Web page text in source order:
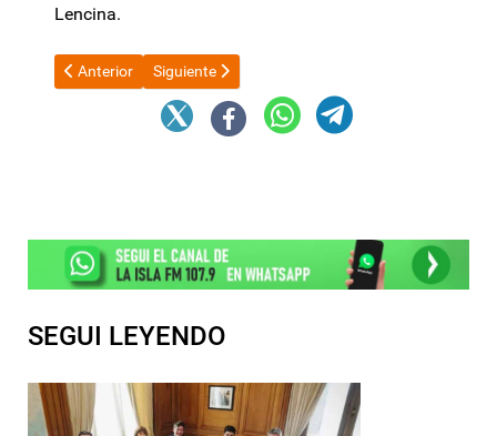
Lencina.
Artículo anterior: Dato duro: las jubilaciones en Argentina ya
Anterior Artículo siguiente: La Corte de Catamarca
Siguiente
SEGUI LEYENDO